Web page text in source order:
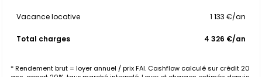
Vacance locative 1 133 €/an
Total charges 4 326 €/an
* Rendement brut = loyer annuel / prix FAI. Cashflow calculé sur crédit 20